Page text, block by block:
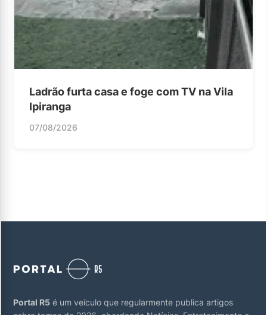
Ladrão furta casa e foge com TV na Vila
Ipiranga
07/08/2026
Portal R5 é um veículo que regularmente publica artigos